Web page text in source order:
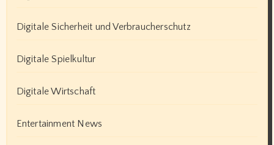
Digitale Sicherheit und Verbraucherschutz
Digitale Spielkultur
Digitale Wirtschaft
Entertainment News